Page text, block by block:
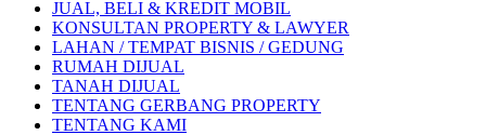
JUAL, BELI & KREDIT MOBIL
KONSULTAN PROPERTY & LAWYER
LAHAN / TEMPAT BISNIS / GEDUNG
RUMAH DIJUAL
TANAH DIJUAL
TENTANG GERBANG PROPERTY
TENTANG KAMI